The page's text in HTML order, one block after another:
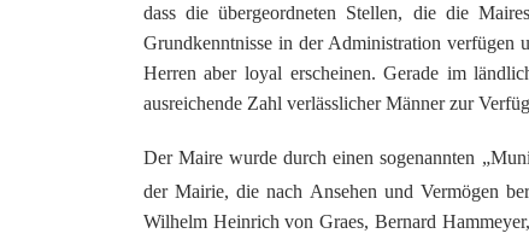
dass die übergeordneten Stellen, die die
Grundkenntnisse in der Administration verfügen
Herren aber loyal erscheinen. Gerade im
ausreichende Zahl verlässlicher Männer zur
Der Maire wurde durch einen sogenannten
der Mairie, die nach Ansehen und Vermögen
Wilhelm Heinrich von Graes, Bernard